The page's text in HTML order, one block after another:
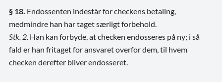
§ 18. Endossenten indestår for checkens betaling,
medmindre han har taget særligt forbehold.
Stk. 2. Han kan forbyde, at checken endosseres på ny; i så
fald er han fritaget for ansvaret overfor dem, til hvem
checken derefter bliver endosseret.